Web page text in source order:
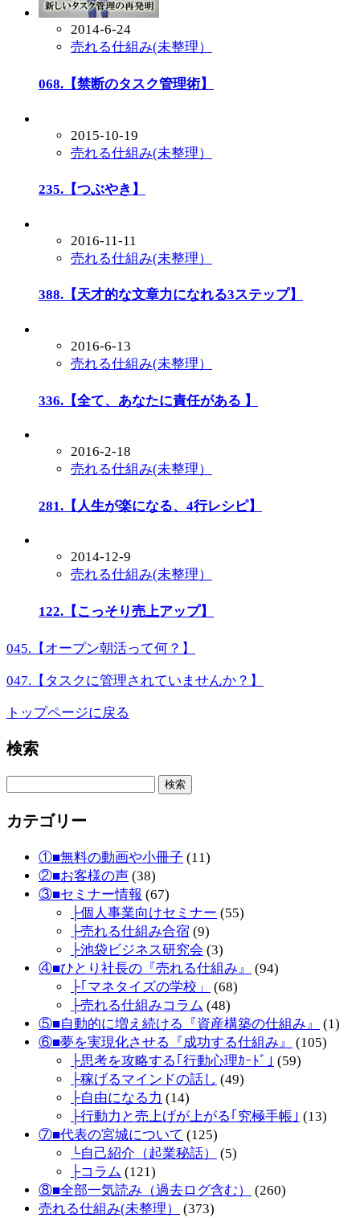
2014-6-24
売れる仕組み(未整理）
068.【禁断のタスク管理術】
2015-10-19
売れる仕組み(未整理）
235.【つぶやき】
2016-11-11
売れる仕組み(未整理）
388.【天才的な文章力になれる3ステップ】
2016-6-13
売れる仕組み(未整理）
336.【全て、あなたに責任がある 】
2016-2-18
売れる仕組み(未整理）
281.【人生が楽になる、4行レシピ】
2014-12-9
売れる仕組み(未整理）
122.【こっそり売上アップ】
045.【オープン朝活って何？】
047.【タスクに管理されていませんか？】
トップページに戻る
検索
カテゴリー
①■無料の動画や小冊子 (11)
②■お客様の声 (38)
③■セミナー情報 (67)
├個人事業向けセミナー (55)
├売れる仕組み合宿 (9)
├池袋ビジネス研究会 (3)
④■ひとり社長の『売れる仕組み』
(94)
├｢マネタイズの学校」
(68)
├売れる仕組みコラム (48)
⑤■自動的に増え続ける『資産構築の仕組み』
(1)
⑥■夢を実現化させる『成功する仕組み』
(105)
├思考を攻略する｢行動心理ｶｰﾄﾞ｣ (59)
├稼げるマインドの話し (49)
├自由になる力 (14)
├行動力と売上げが上がる｢究極手帳｣ (13)
⑦■代表の宮城について (125)
└自己紹介（起業秘話）
(5)
├コラム (121)
⑧■全部一気読み（過去ログ含む）
(260)
売れる仕組み(未整理）
(373)